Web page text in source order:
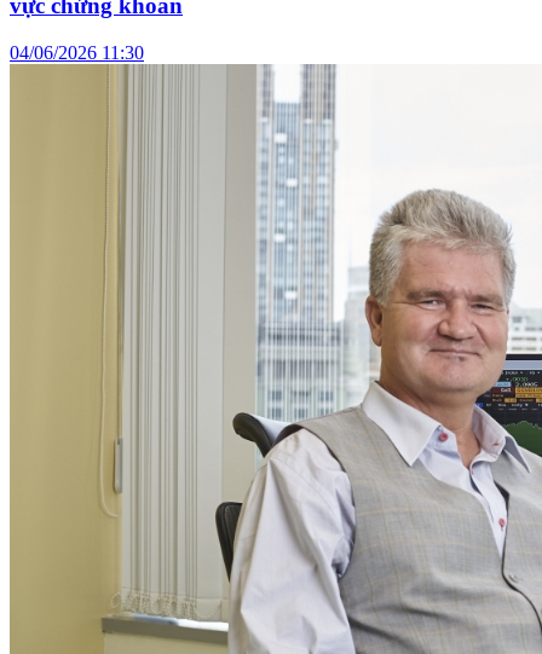
04/06/2026 11:30